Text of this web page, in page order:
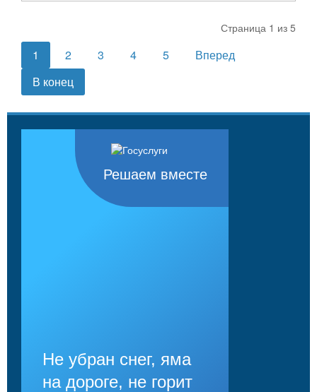
Страница 1 из 5
1 2 3 4 5
Вперед
В конец
Решаем вместе
Не убран снег, яма
на дороге, не горит